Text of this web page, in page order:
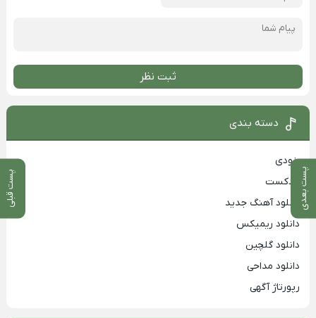
پست بعدی پست قبلی
ثبت نظر
دسته بندی
بزودی
پادکست
دانلود آهنگ جدید
دانلود ریمیکس
دانلود گلچین
دانلود مداحی
رپورتاژ آگهی